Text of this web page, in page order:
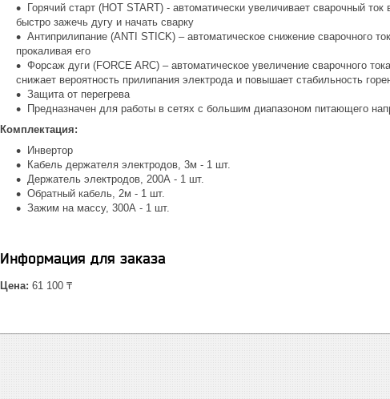
Горячий старт (HOT START) - автоматически увеличивает сварочный
быстро зажечь дугу и начать сварку
Антиприлипание (ANTI STICK) – автоматическое снижение сварочного
прокаливая его
Форсаж дуги (FORCE ARC) – автоматическое увеличение сварочного
снижает вероятность прилипания электрода и повышает стабильность
Защита от перегрева
Предназначен для работы в сетях с большим диапазоном питающего
Комплектация:
Инвертор
Кабель держателя электродов, 3м - 1 шт.
Держатель электродов, 200А - 1 шт.
Обратный кабель, 2м - 1 шт.
Зажим на массу, 300А - 1 шт.
Информация для заказа
Цена: 61 100 ₸